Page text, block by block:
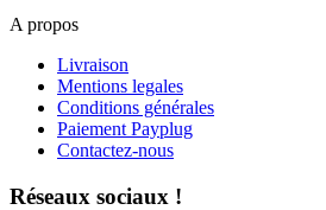
A propos
Livraison
Mentions legales
Conditions générales
Paiement Payplug
Contactez-nous
Réseaux sociaux !